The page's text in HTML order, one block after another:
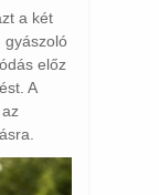
a két
gyászoló
előz
A